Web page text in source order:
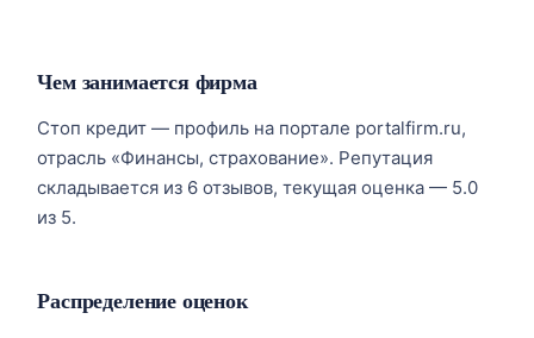
Чем занимается фирма
Стоп кредит — профиль на портале portalfirm.ru,
отрасль «Финансы, страхование». Репутация
складывается из 6 отзывов, текущая оценка — 5.0
из 5.
Распределение оценок